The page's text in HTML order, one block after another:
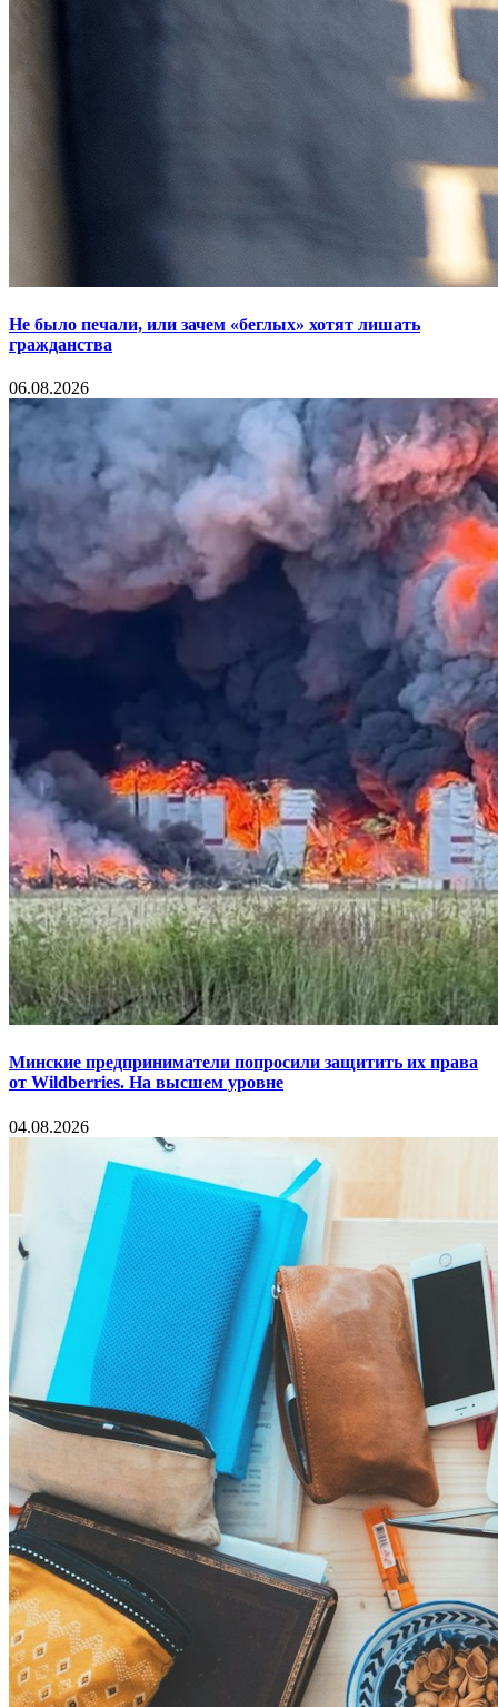
Не было печали, или зачем «беглых» хотят лишать
гражданства
06.08.2026
Минские предприниматели попросили защитить их права
от Wildberries. На высшем уровне
04.08.2026